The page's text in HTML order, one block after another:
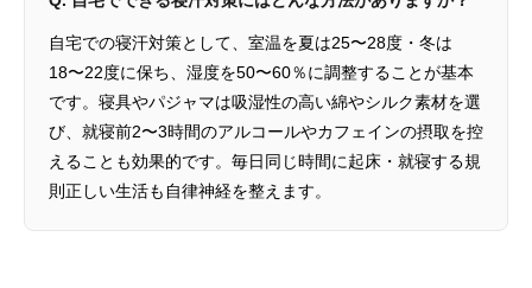
自宅での寝汗対策として、室温を夏は25〜28度・冬は
18〜22度に保ち、湿度を50〜60％に調整することが基本
です。寝具やパジャマは吸湿性の高い綿やシルク素材を選
び、就寝前2〜3時間のアルコールやカフェインの摂取を控
えることも効果的です。毎日同じ時間に起床・就寝する規
則正しい生活も自律神経を整えます。